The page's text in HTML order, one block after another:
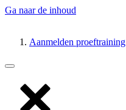
Ga naar de inhoud
Aanmelden proeftraining